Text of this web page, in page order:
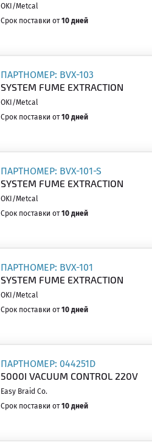
OKI/Metcal
Срок поставки от10 дней
ПАРТНОМЕР: BVX-103
SYSTEM FUME EXTRACTION
OKI/Metcal
Срок поставки от10 дней
ПАРТНОМЕР: BVX-101-S
SYSTEM FUME EXTRACTION
OKI/Metcal
Срок поставки от10 дней
ПАРТНОМЕР: BVX-101
SYSTEM FUME EXTRACTION
OKI/Metcal
Срок поставки от10 дней
ПАРТНОМЕР: 044251D
5000I VACUUM CONTROL 220V
Easy Braid Co.
Срок поставки от10 дней